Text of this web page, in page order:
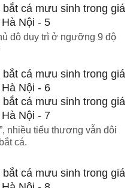
đô duy trì ở ngưỡng 9 độ
nhiều tiểu thương vẫn đôi
cá.